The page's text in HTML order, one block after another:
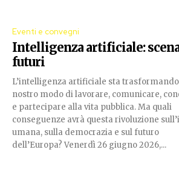
Eventi e convegni
Intelligenza artificiale:
futuri
L’intelligenza artificiale sta
nostro modo di lavorare, comunicare,
e partecipare alla vita pubblica. Ma quali
conseguenze avrà questa rivoluzione
umana, sulla democrazia e sul futuro
dell’Europa? Venerdì 26 giugno 2026,...